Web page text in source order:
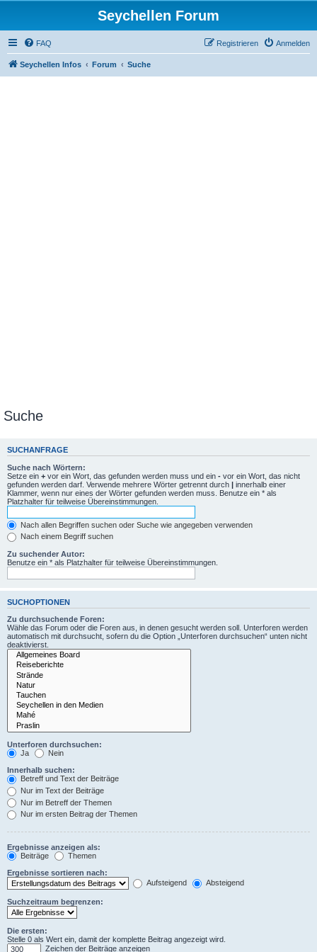
Seychellen Forum
FAQ Anmelden
Registrieren
Seychellen Infos Forum Suche
Suche
SUCHANFRAGE
Suche nach Wörtern:
Setze ein + vor ein Wort, das gefunden werden muss und ein - vor ein Wort, das nicht
gefunden werden darf. Verwende mehrere Wörter getrennt durch | innerhalb einer
Klammer, wenn nur eines der Wörter gefunden werden muss. Benutze ein * als
Platzhalter für teilweise Übereinstimmungen.
Nach allen Begriffen suchen oder Suche wie angegeben verwenden
Nach einem Begriff suchen
Zu suchender Autor:
Benutze ein * als Platzhalter für teilweise Übereinstimmungen.
SUCHOPTIONEN
Zu durchsuchende Foren:
Wähle das Forum oder die Foren aus, in denen gesucht werden soll. Unterforen werden
automatisch mit durchsucht, sofern du die Option „Unterforen durchsuchen“ unten nicht
deaktivierst.
Unterforen durchsuchen:
Ja
Nein
Innerhalb suchen:
Betreff und Text der Beiträge
Nur im Text der Beiträge
Nur im Betreff der Themen
Nur im ersten Beitrag der Themen
Ergebnisse anzeigen als:
Beiträge
Themen
Ergebnisse sortieren nach:
Aufsteigend
Absteigend
Suchzeitraum begrenzen:
Die ersten:
Stelle 0 als Wert ein, damit der komplette Beitrag angezeigt wird.
Zeichen der Beiträge anzeigen